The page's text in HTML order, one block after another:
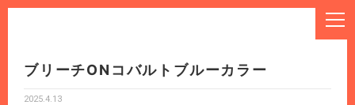
ブリーチONコバルトブルーカラー
2025.4.13